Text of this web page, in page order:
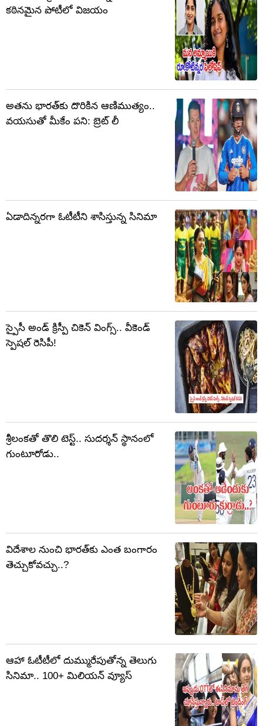
కఠినమైన పోటీలో విజయం
అతను భారత్‌కు దొరికిన ఆణిముత్యం..
వయసుతో మీకేం పని: బ్రెట్ లీ
ఏడాదిన్నరగా ఓటీటీని శాసిస్తున్న సినిమా
స్పైసీ అండ్ క్రిస్పీ చికెన్ వింగ్స్.. వీకెండ్
స్పెషల్ రెసిపీ!
శ్రీలంకతో తొలి టెస్ట్‌.. సుదర్శన్ స్థానంలో
గుంటూరోడు..
విదేశాల నుంచి భారత్‌కు ఎంత బంగారం
తెచ్చుకోవచ్చు..?
ఆహా ఓటీటీలో దుమ్మురేపుతోన్న తెలుగు
సినిమా.. 100+ మిలియన్ వ్యూస్‌